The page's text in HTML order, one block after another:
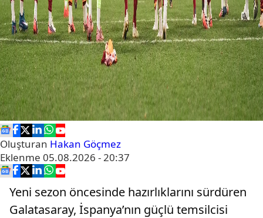
Oluşturan Hakan Göçmez
Eklenme 05.08.2026 - 20:37
Yeni sezon öncesinde hazırlıklarını sürdüren
Galatasaray, İspanya’nın güçlü temsilcisi